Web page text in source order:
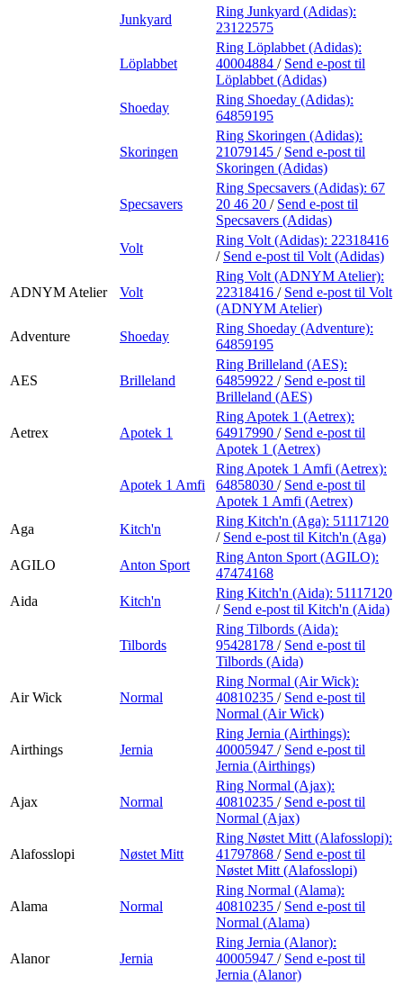
Junkyard
Ring Junkyard (Adidas):
23122575
Löplabbet
Ring Löplabbet (Adidas):
40004884 / Send e-post til
Löplabbet (Adidas)
Shoeday
Ring Shoeday (Adidas):
64859195
Skoringen
Ring Skoringen (Adidas):
21079145 / Send e-post til
Skoringen (Adidas)
Specsavers
Ring Specsavers (Adidas): 67
20 46 20 / Send e-post til
Specsavers (Adidas)
Volt
Ring Volt (Adidas): 22318416
/ Send e-post til Volt (Adidas)
ADNYM Atelier Volt
Ring Volt (ADNYM Atelier):
22318416 / Send e-post til Volt
(ADNYM Atelier)
Adventure
Shoeday
Ring Shoeday (Adventure):
64859195
AES Brilleland
Ring Brilleland (AES):
64859922 / Send e-post til
Brilleland (AES)
Aetrex Apotek 1
Ring Apotek 1 (Aetrex):
64917990 / Send e-post til
Apotek 1 (Aetrex)
Apotek 1 Amfi
Ring Apotek 1 Amfi (Aetrex):
64858030 / Send e-post til
Apotek 1 Amfi (Aetrex)
Aga
Kitch'n
Ring Kitch'n (Aga): 51117120
/ Send e-post til Kitch'n (Aga)
AGILO
Anton Sport
Ring Anton Sport (AGILO):
47474168
Aida
Kitch'n
Ring Kitch'n (Aida): 51117120
/ Send e-post til Kitch'n (Aida)
Tilbords
Ring Tilbords (Aida):
95428178 / Send e-post til
Tilbords (Aida)
Air Wick Normal
Ring Normal (Air Wick):
40810235 / Send e-post til
Normal (Air Wick)
Airthings Jernia
Ring Jernia (Airthings):
40005947 / Send e-post til
Jernia (Airthings)
Ajax Normal
Ring Normal (Ajax):
40810235 / Send e-post til
Normal (Ajax)
Alafosslopi Nøstet Mitt
Ring Nøstet Mitt (Alafosslopi):
41797868 / Send e-post til
Nøstet Mitt (Alafosslopi)
Alama Normal
Ring Normal (Alama):
40810235 / Send e-post til
Normal (Alama)
Alanor Jernia
Ring Jernia (Alanor):
40005947 / Send e-post til
Jernia (Alanor)